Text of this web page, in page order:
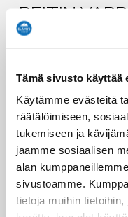
Tämä sivusto käyttää
Käytämme evästeitä
räätälöimiseen,
tukemiseen ja
jaamme sosiaalisen
alan
sivustoamme.
tietoja muihin
REITIN